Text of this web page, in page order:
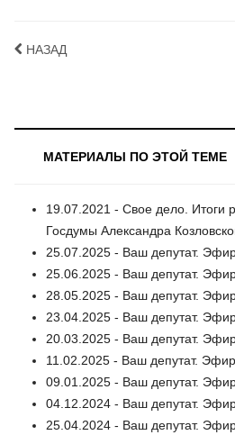
НАЗАД
МАТЕРИАЛЫ ПО ЭТОЙ ТЕМЕ
19.07.2021 - Свое дело. Итоги
Госдумы Александра
25.07.2025 - Ваш депутат.
25.06.2025 - Ваш депутат.
28.05.2025 - Ваш депутат.
23.04.2025 - Ваш депутат.
20.03.2025 - Ваш депутат.
11.02.2025 - Ваш депутат.
09.01.2025 - Ваш депутат.
04.12.2024 - Ваш депутат.
25.04.2024 - Ваш депутат.